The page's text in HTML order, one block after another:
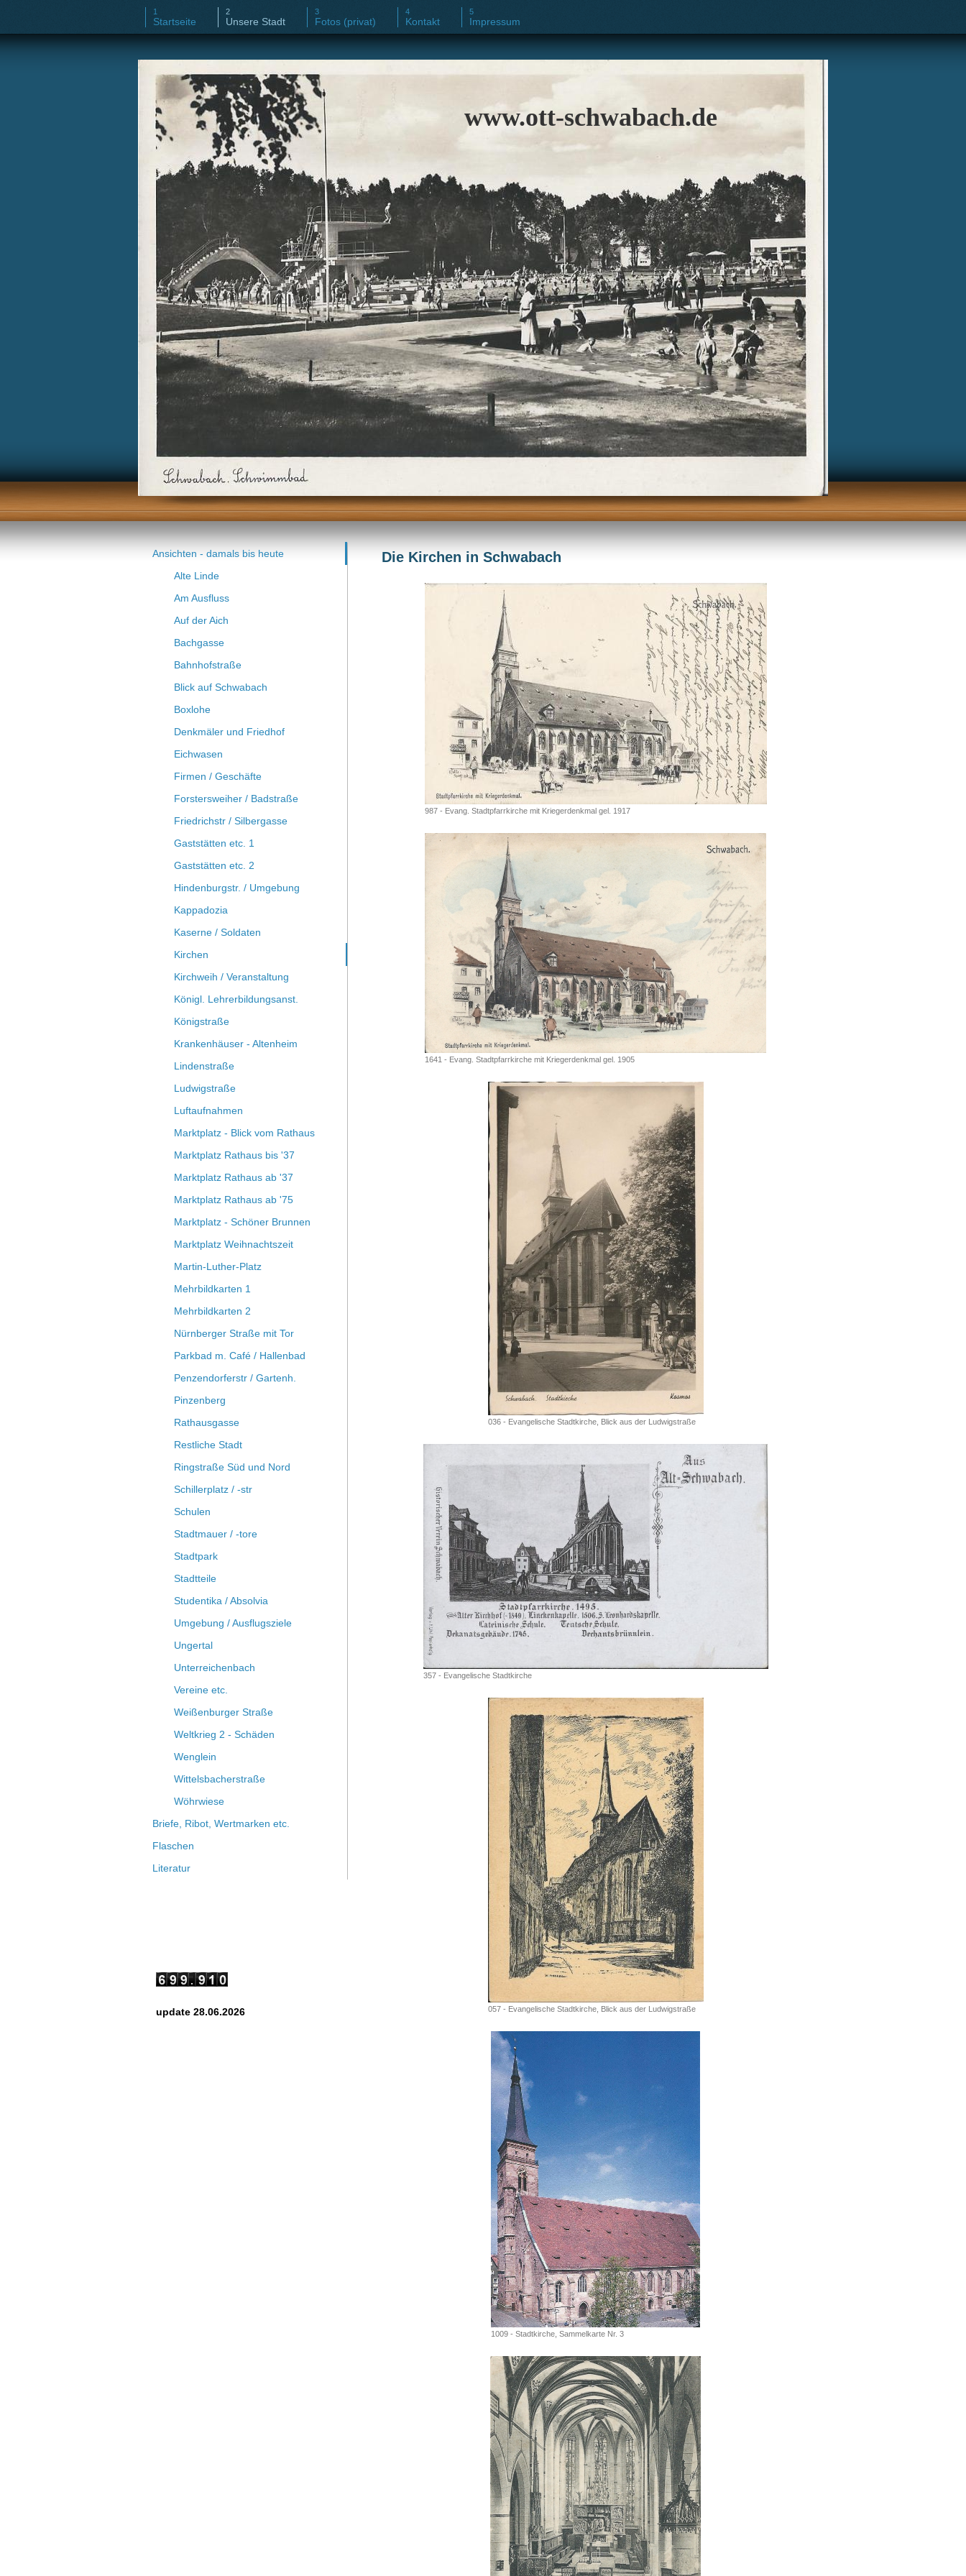
Startseite Unsere Stadt Fotos (privat) Kontakt Impressum
www.ott-schwabach.de
Die Kirchen in Schwabach
987 - Evang. Stadtpfarrkirche mit Kriegerdenkmal gel. 1917
1641 - Evang. Stadtpfarrkirche mit Kriegerdenkmal gel. 1905
036 - Evangelische Stadtkirche, Blick aus der Ludwigstraße
357 - Evangelische Stadtkirche
057 - Evangelische Stadtkirche, Blick aus der Ludwigstraße
1009 - Stadtkirche, Sammelkarte Nr. 3
Ansichten - damals bis heute
Alte Linde
Am Ausfluss
Auf der Aich
Bachgasse
Bahnhofstraße
Blick auf Schwabach
Boxlohe
Denkmäler und Friedhof
Eichwasen
Firmen / Geschäfte
Forstersweiher / Badstraße
Friedrichstr / Silbergasse
Gaststätten etc. 1
Gaststätten etc. 2
Hindenburgstr. / Umgebung
Kappadozia
Kaserne / Soldaten
Kirchen
Kirchweih / Veranstaltung
Königl. Lehrerbildungsanst.
Königstraße
Krankenhäuser - Altenheim
Lindenstraße
Ludwigstraße
Luftaufnahmen
Marktplatz - Blick vom Rathaus
Marktplatz Rathaus bis '37
Marktplatz Rathaus ab '37
Marktplatz Rathaus ab '75
Marktplatz - Schöner Brunnen
Marktplatz Weihnachtszeit
Martin-Luther-Platz
Mehrbildkarten 1
Mehrbildkarten 2
Nürnberger Straße mit Tor
Parkbad m. Café / Hallenbad
Penzendorferstr / Gartenh.
Pinzenberg
Rathausgasse
Restliche Stadt
Ringstraße Süd und Nord
Schillerplatz / -str
Schulen
Stadtmauer / -tore
Stadtpark
Stadtteile
Studentika / Absolvia
Umgebung / Ausflugsziele
Ungertal
Unterreichenbach
Vereine etc.
Weißenburger Straße
Weltkrieg 2 - Schäden
Wenglein
Wittelsbacherstraße
Wöhrwiese
Briefe, Ribot, Wertmarken etc.
Flaschen
Literatur
update 28.06.2026